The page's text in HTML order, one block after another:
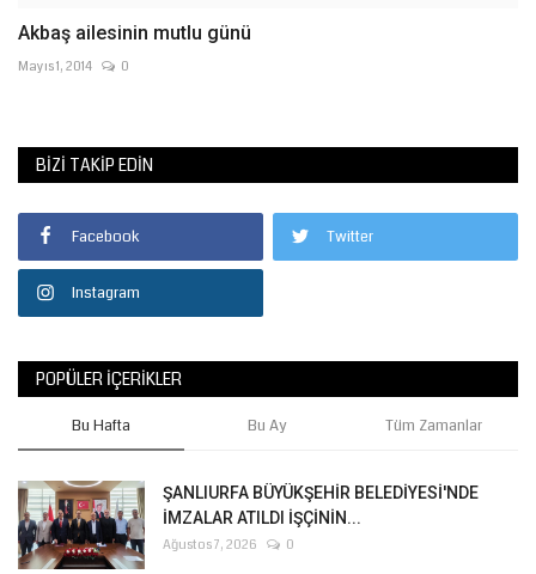
Akbaş ailesinin mutlu günü
Mayıs 1, 2014 0
BIZI TAKIP EDIN
Facebook Twitter
Instagram
POPÜLER İÇERIKLER
Bu Hafta Bu Ay Tüm Zamanlar
ŞANLIURFA BÜYÜKŞEHİR BELEDİYESİ'NDE
İMZALAR ATILDI İŞÇİNİN...
Ağustos 7, 2026 0